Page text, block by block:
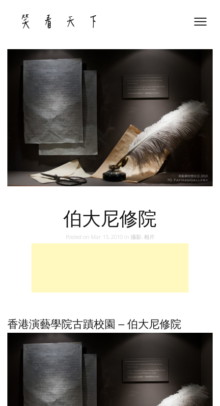
content
伯大尼修院
Posted on Mar 15, 2010 in 攝影 相片
香港演藝學院古蹟校園 – 伯大尼修院